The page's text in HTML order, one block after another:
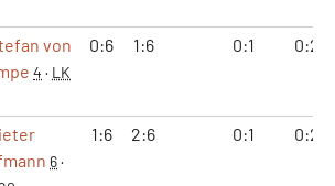
von
4 · LK
0:6 1:6 0:1 0:2
6·
1:6 2:6 0:1 0:2